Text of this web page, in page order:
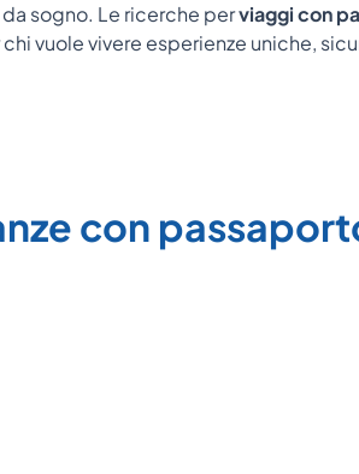
sogno. Le ricerche perviaggi con
vuole vivere esperienze uniche,
con